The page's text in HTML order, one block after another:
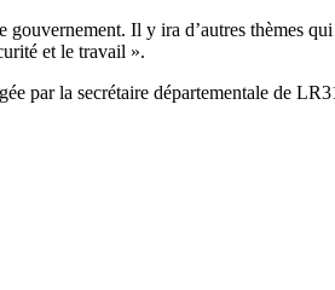
Il y ira d’autres thèmes
et le travail ».
par la secrétaire départementale de